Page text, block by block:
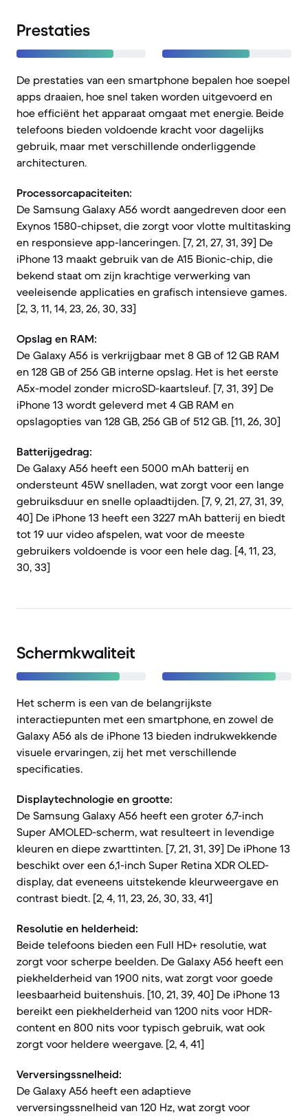
Prestaties
De prestaties van een smartphone bepalen hoe soepel
apps draaien, hoe snel taken worden uitgevoerd en
hoe efficiënt het apparaat omgaat met energie. Beide
telefoons bieden voldoende kracht voor dagelijks
gebruik, maar met verschillende onderliggende
architecturen.
Processorcapaciteiten:
De Samsung Galaxy A56 wordt aangedreven door een
Exynos 1580-chipset, die zorgt voor vlotte multitasking
en responsieve app-lanceringen. [7, 21, 27, 31, 39] De
iPhone 13 maakt gebruik van de A15 Bionic-chip, die
bekend staat om zijn krachtige verwerking van
veeleisende applicaties en grafisch intensieve games.
[2, 3, 11, 14, 23, 26, 30, 33]
Opslag en RAM:
De Galaxy A56 is verkrijgbaar met 8 GB of 12 GB RAM
en 128 GB of 256 GB interne opslag. Het is het eerste
A5x-model zonder microSD-kaartsleuf. [7, 31, 39] De
iPhone 13 wordt geleverd met 4 GB RAM en
opslagopties van 128 GB, 256 GB of 512 GB. [11, 26, 30]
Batterijgedrag:
De Galaxy A56 heeft een 5000 mAh batterij en
ondersteunt 45W snelladen, wat zorgt voor een lange
gebruiksduur en snelle oplaadtijden. [7, 9, 21, 27, 31, 39,
40] De iPhone 13 heeft een 3227 mAh batterij en biedt
tot 19 uur video afspelen, wat voor de meeste
gebruikers voldoende is voor een hele dag. [4, 11, 23,
30, 33]
Schermkwaliteit
Het scherm is een van de belangrijkste
interactiepunten met een smartphone, en zowel de
Galaxy A56 als de iPhone 13 bieden indrukwekkende
visuele ervaringen, zij het met verschillende
specificaties.
Displaytechnologie en grootte:
De Samsung Galaxy A56 heeft een groter 6,7-inch
Super AMOLED-scherm, wat resulteert in levendige
kleuren en diepe zwarttinten. [7, 21, 31, 39] De iPhone 13
beschikt over een 6,1-inch Super Retina XDR OLED-
display, dat eveneens uitstekende kleurweergave en
contrast biedt. [2, 4, 11, 23, 26, 30, 33, 41]
Resolutie en helderheid:
Beide telefoons bieden een Full HD+ resolutie, wat
zorgt voor scherpe beelden. De Galaxy A56 heeft een
piekhelderheid van 1900 nits, wat zorgt voor goede
leesbaarheid buitenshuis. [10, 21, 39, 40] De iPhone 13
bereikt een piekhelderheid van 1200 nits voor HDR-
content en 800 nits voor typisch gebruik, wat ook
zorgt voor heldere weergave. [2, 4, 41]
Verversingssnelheid:
De Galaxy A56 heeft een adaptieve
verversingssnelheid van 120 Hz, wat zorgt voor